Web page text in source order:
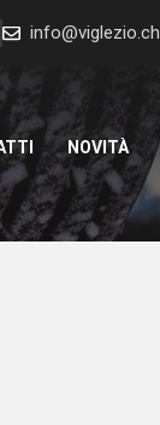
info@viglezio.ch
NOVITÀ